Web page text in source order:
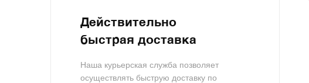
Действительно
быстрая доставка
Наша курьерская служба позволяет
осуществлять быструю доставку по